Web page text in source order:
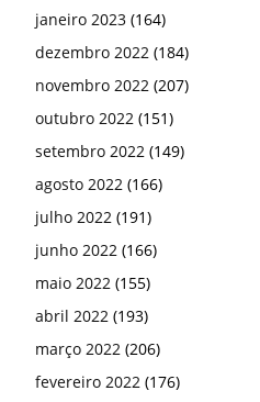
janeiro 2023 (164)
dezembro 2022 (184)
novembro 2022 (207)
outubro 2022 (151)
setembro 2022 (149)
agosto 2022 (166)
julho 2022 (191)
junho 2022 (166)
maio 2022 (155)
abril 2022 (193)
março 2022 (206)
fevereiro 2022 (176)